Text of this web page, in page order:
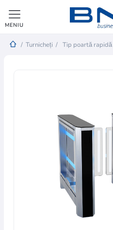
MENIU
/ Turnicheți / Tip poartă rapidă